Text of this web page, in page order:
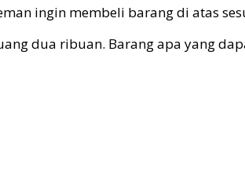
ingin membeli barang di atas
dua ribuan. Barang apa yang